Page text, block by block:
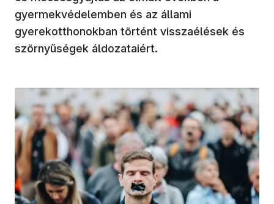
gyermekvédelemben és az állami
gyerekotthonokban történt visszaélések és
szörnyűségek áldozataiért.